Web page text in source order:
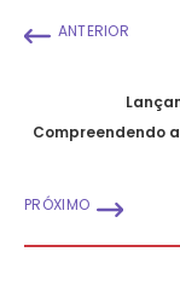
ANTERIOR
Compreendendo
PRÓXIMO